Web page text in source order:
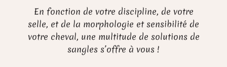
En fonction de votre discipline, de votre
selle, et de la morphologie et sensibilité de
votre cheval, une multitude de solutions de
sangles s’offre à vous !